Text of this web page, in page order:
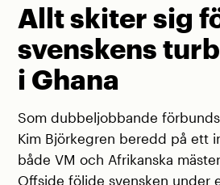
Allt skiter sig
svenskens
i Ghana
Som dubbeljobbande
Kim Björkegren beredd på ett
både VM och Afrikanska
Offside följde svensken under